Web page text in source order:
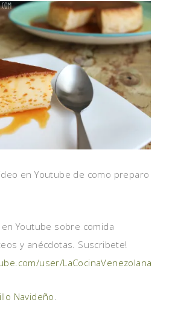
en Youtube de como preparo
Youtube sobre comida
y anécdotas. Suscribete!
user/LaCocinaVenezolana
Navideño.